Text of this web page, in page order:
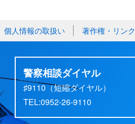
個人情報の取扱い 著作権・リンク
警察相談ダイヤル
♯9110（短縮ダイヤル）
TEL:0952-26-9110